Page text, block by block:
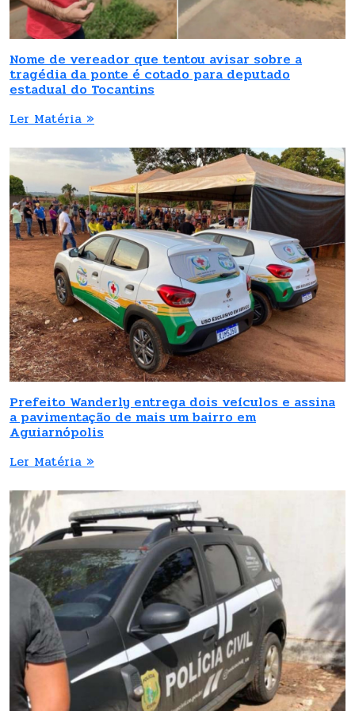
Nome de vereador que tentou avisar sobre a
tragédia da ponte é cotado para deputado
estadual do Tocantins
Ler Matéria »
Prefeito Wanderly entrega dois veículos e assina
a pavimentação de mais um bairro em
Aguiarnópolis
Ler Matéria »